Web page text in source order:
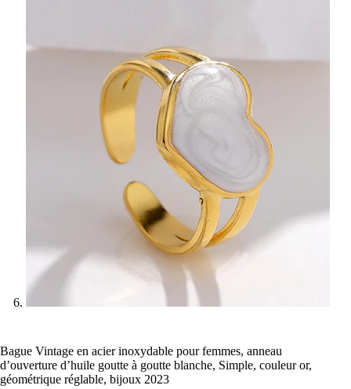
Bague Vintage en acier inoxydable pour femmes, anneau
d’ouverture d’huile goutte à goutte blanche, Simple, couleur or,
géométrique réglable, bijoux 2023